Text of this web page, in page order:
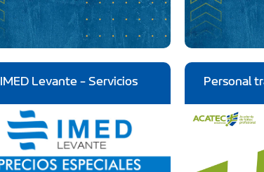
IMED Levante - Servicios Personal